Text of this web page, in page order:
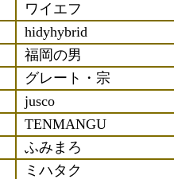
ワイエフ
hidyhybrid
福岡の男
グレート・宗
jusco
TENMANGU
ふみまろ
ミハタク